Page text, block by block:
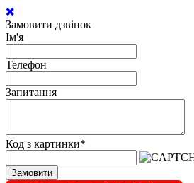
Замовити дзвінок
Ім'я
Телефон
Запитання
Код з картинки*
Замовити